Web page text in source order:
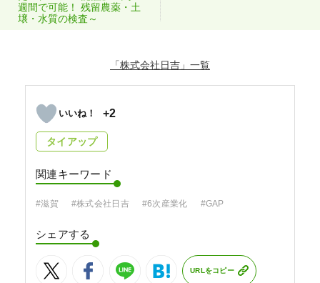
週間で可能！ 残留農薬・土
壌・水質の検査～
「株式会社日吉」
+2
タイアップ
関連キーワード
#滋賀 #株式会社日吉 #6次産業化 #GAP
シェアする
URLをコピー